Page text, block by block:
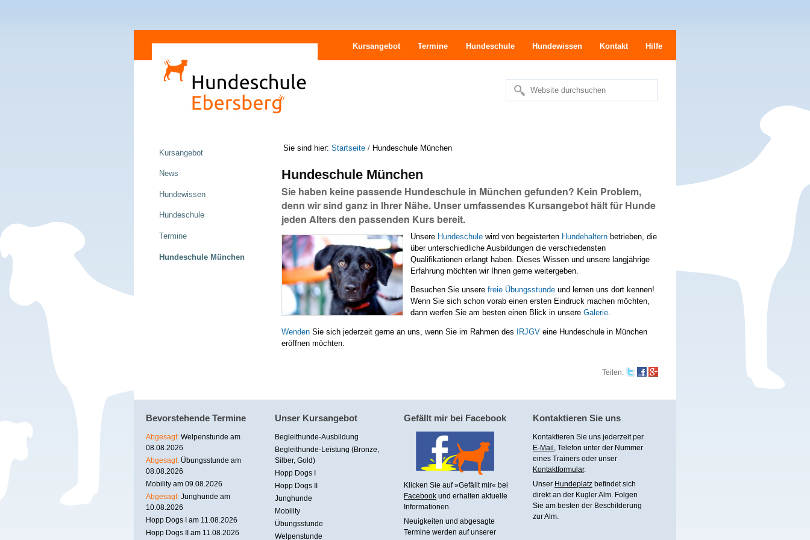
zum
Inhalt
Direkt
Navigation
Kursangebot Termine Hundeschule Hundewissen Kontakt Hilfe
Website durchsuchen
Erweiterte
Sie sind hier: Startseite / Hundeschule München
Hundeschule München
Sie haben keine passende Hundeschule in München gefunden? Kein Problem,
denn wir sind ganz in Ihrer Nähe. Unser umfassendes Kursangebot hält für Hunde
jeden Alters den passenden Kurs bereit.
Unsere Hundeschule wird von begeisterten Hundehaltern betrieben, die
über unterschiedliche Ausbildungen die verschiedensten
Qualifikationen erlangt haben. Dieses Wissen und unsere langjährige
Erfahrung möchten wir Ihnen gerne weitergeben.
Besuchen Sie unserefreie Übungsstunde und lernen uns dort kennen!
Wenn Sie sich schon vorab einen ersten Eindruck machen möchten,
dann werfen Sie am besten einen Blick in unsereGalerie.
WendenSie sich jederzeit gerne an uns, wenn Sie im Rahmen des IRJGVeine Hundeschule in München
eröffnen möchten.
Teilen:
Kursangebot
News
Hundewissen
Hundeschule
Termine
Hundeschule München
Bevorstehende Termine
Abgesagt: Welpenstunde am
08.08.2026
Abgesagt: Übungsstunde am
08.08.2026
Mobility am 09.08.2026
Abgesagt: Junghunde am
10.08.2026
Hopp Dogs I am 11.08.2026
Hopp Dogs II am 11.08.2026
Unser Kursangebot
Begleithunde-Ausbildung
Begleithunde-Leistung (Bronze,
Silber, Gold)
Hopp Dogs I
Hopp Dogs II
Junghunde
Mobility
Übungsstunde
Welpenstunde
Gefällt mir bei Facebook
Klicken Sie auf »Gefällt mir« bei
Facebook und erhalten aktuelle
Informationen.
Neuigkeiten und abgesagte
Termine werden auf unserer
Kontaktieren Sie uns
Kontaktieren Sie uns jederzeit per
E-Mail , Telefon unter der Nummer
eines Trainers oder unser
Kontaktformular.
Unser Hundeplatz befindet sich
direkt an der Kugler Alm. Folgen
Sie am besten der Beschilderung
zur Alm.